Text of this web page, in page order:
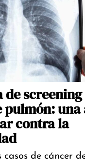
de screening
pulmón:
contra la
casos de cáncer